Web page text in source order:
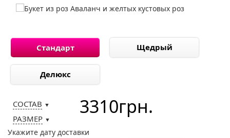
Стандарт Щедрый
Делюкс
СОСТАВ ▼
РАЗМЕР ▼
3310грн.
Укажите дату доставки